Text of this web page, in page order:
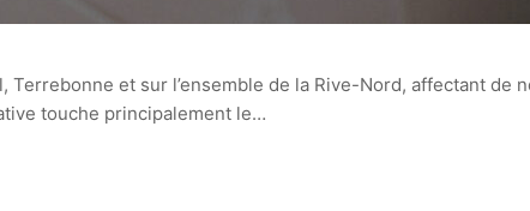
et sur l’ensemble de la Rive-Nord, affectant de
touche principalement le…